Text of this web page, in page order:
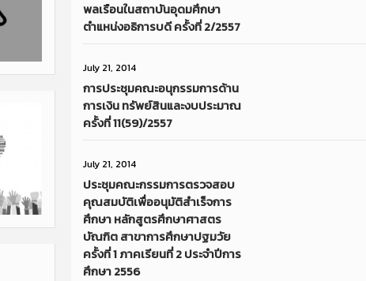
พลเรือนในสถาบันอุดมศึกษา
ตำแหน่งอธิการบดี ครั้งที่ 2/2557
July 21, 2014
การประชุมคณะอนุกรรมการด้าน
การเงิน ทรัพย์สินและงบประมาณ
ครั้งที่ 11(59)/2557
July 21, 2014
ประชุมคณะกรรมการตรวจสอบ
คุณสมบัติเพื่ออนุมัติสำเร็จการ
ศึกษา หลักสูตรศึกษาศาสตร
บัณฑิต สาขาการศึกษาปฐมวัย
ครั้งที่ 1 ภาคเรียนที่ 2 ประจำปีการ
ศึกษา 2556